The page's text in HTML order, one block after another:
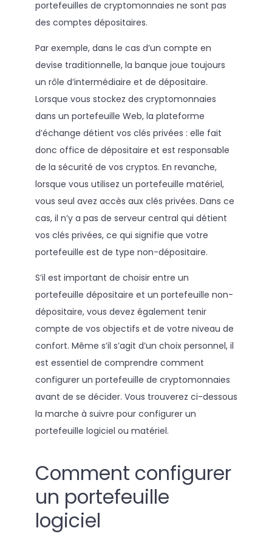
portefeuilles de cryptomonnaies ne sont pas
des comptes dépositaires.
Par exemple, dans le cas d’un compte en
devise traditionnelle, la banque joue toujours
un rôle d’intermédiaire et de dépositaire.
Lorsque vous stockez des cryptomonnaies
dans un portefeuille Web, la plateforme
d’échange détient vos clés privées : elle fait
donc office de dépositaire et est responsable
de la sécurité de vos cryptos. En revanche,
lorsque vous utilisez un portefeuille matériel,
vous seul avez accès aux clés privées. Dans ce
cas, il n’y a pas de serveur central qui détient
vos clés privées, ce qui signifie que votre
portefeuille est de type non-dépositaire.
S’il est important de choisir entre un
portefeuille dépositaire et un portefeuille non-
dépositaire, vous devez également tenir
compte de vos objectifs et de votre niveau de
confort. Même s’il s’agit d’un choix personnel, il
est essentiel de comprendre comment
configurer un portefeuille de cryptomonnaies
avant de se décider. Vous trouverez ci-dessous
la marche à suivre pour configurer un
portefeuille logiciel ou matériel.
Comment configurer
un portefeuille
logiciel